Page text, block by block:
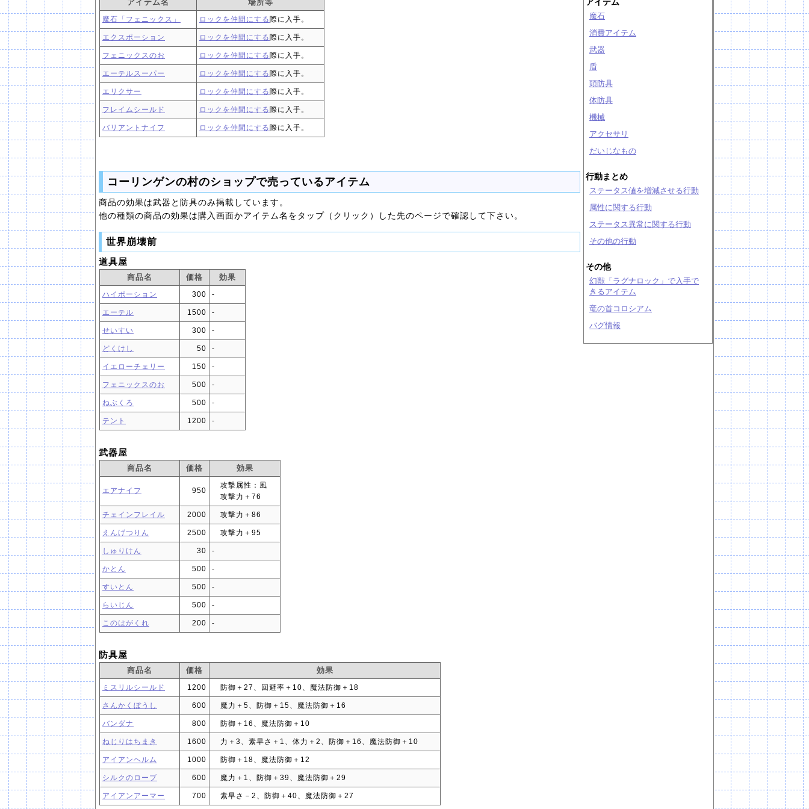
アイテム名 場所等
魔石「フェニックス」 ロックを仲間にする際に入手。
エクスポーション ロックを仲間にする際に入手。
フェニックスのお ロックを仲間にする際に入手。
エーテルスーパー ロックを仲間にする際に入手。
エリクサー ロックを仲間にする際に入手。
フレイムシールド ロックを仲間にする際に入手。
バリアントナイフ ロックを仲間にする際に入手。
コーリンゲンの村のショップで売っているアイテム
商品の効果は武器と防具のみ掲載しています。
他の種類の商品の効果は購入画面かアイテム名をタップ（クリック）した先のページで確認して下さい。
世界崩壊前
道具屋
商品名 価格 効果
ハイポーション 300 ‐
エーテル 1500 ‐
せいすい 300 ‐
どくけし 50 ‐
イエローチェリー 150 ‐
フェニックスのお 500 ‐
ねぶくろ 500 ‐
テント 1200 ‐
武器屋
商品名 価格 効果
エアナイフ 950
攻撃属性：風
攻撃力＋76
チェインフレイル 2000 攻撃力＋86
えんげつりん 2500 攻撃力＋95
しゅりけん 30 ‐
かとん 500 ‐
すいとん 500 ‐
らいじん 500 ‐
このはがくれ 200 ‐
防具屋
商品名 価格 効果
ミスリルシールド 1200 防御＋27、回避率＋10、魔法防御＋18
さんかくぼうし 600 魔力＋5、防御＋15、魔法防御＋16
バンダナ 800 防御＋16、魔法防御＋10
ねじりはちまき 1600 力＋3、素早さ＋1、体力＋2、防御＋16、魔法防御＋10
アイアンヘルム 1000 防御＋18、魔法防御＋12
シルクのローブ 600 魔力＋1、防御＋39、魔法防御＋29
アイアンアーマー 700 素早さ－2、防御＋40、魔法防御＋27
魔石
消費アイテム
武器
盾
頭防具
体防具
機械
アクセサリ
だいじなもの
行動まとめ
ステータス値を増減させる行動
属性に関する行動
ステータス異常に関する行動
その他の行動
その他
幻獣「ラグナロック」で入手で
きるアイテム
竜の首コロシアム
バグ情報